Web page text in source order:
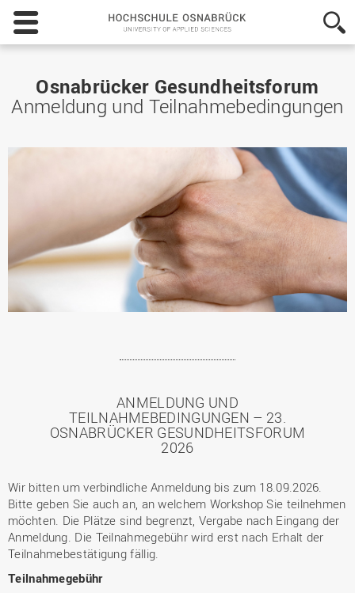
Hochschule
Osnabrück
-
Applied
Sciences
Osnabrücker Gesundheitsforum
Anmeldung und Teilnahmebedingungen
ANMELDUNG UND
TEILNAHMEBEDINGUNGEN – 23.
OSNABRÜCKER GESUNDHEITSFORUM
2026
Wir bitten um verbindliche Anmeldung bis zum 18.09.2026.
Bitte geben Sie auch an, an welchem Workshop Sie teilnehmen
möchten. Die Plätze sind begrenzt, Vergabe nach Eingang der
Anmeldung. Die Teilnahmegebühr wird erst nach Erhalt der
Teilnahmebestätigung fällig.
Teilnahmegebühr